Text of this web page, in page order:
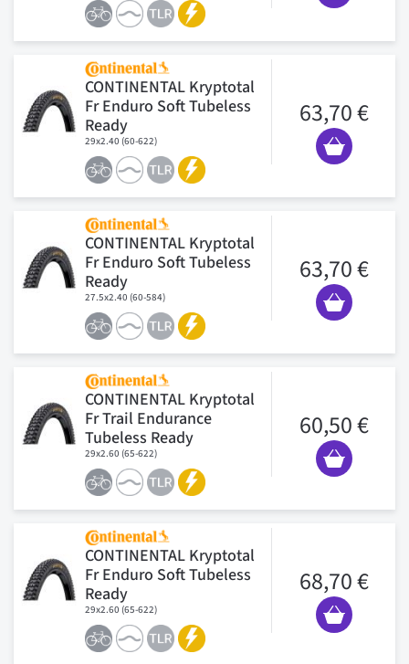
CONTINENTAL Kryptotal
Fr Enduro Soft Tubeless
Ready
29x2.40 (60-622)
63,70 €
CONTINENTAL Kryptotal
Fr Enduro Soft Tubeless
Ready
27.5x2.40 (60-584)
63,70 €
CONTINENTAL Kryptotal
Fr Trail Endurance
Tubeless Ready
29x2.60 (65-622)
60,50 €
CONTINENTAL Kryptotal
Fr Enduro Soft Tubeless
Ready
29x2.60 (65-622)
68,70 €